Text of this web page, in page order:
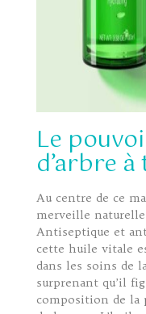
Le
d’arbre
Au centre de ce
merveille naturelle
Antiseptique et
cette huile vitale
dans les soins de
surprenant qu’il
composition de la